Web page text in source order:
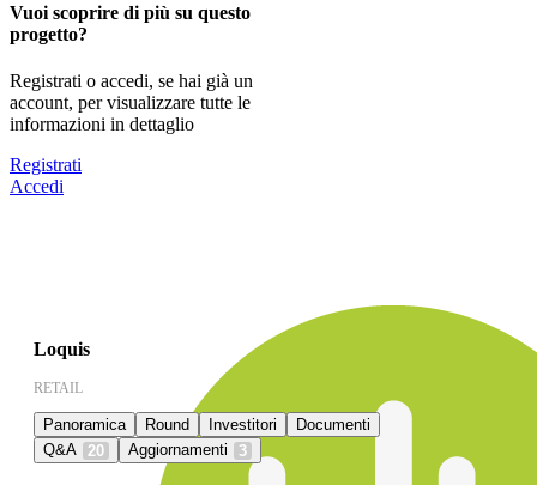
Vuoi scoprire di più su questo
progetto?
Registrati o accedi, se hai già un
account, per visualizzare tutte le
informazioni in dettaglio
Registrati
Accedi
Loquis
RETAIL
Panoramica Round Investitori
Documenti
Q&A
20 Aggiornamenti 3